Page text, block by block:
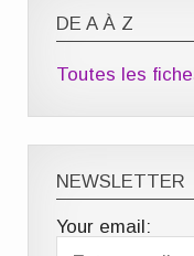
DE A À Z
Toutes les
NEWSLETTER
Your email: